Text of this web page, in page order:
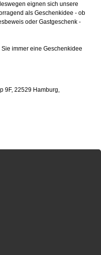
eignen sich unsere
als Geschenkidee - ob
oder Gastgeschenk -
immer eine Geschenkidee
9F, 22529 Hamburg,